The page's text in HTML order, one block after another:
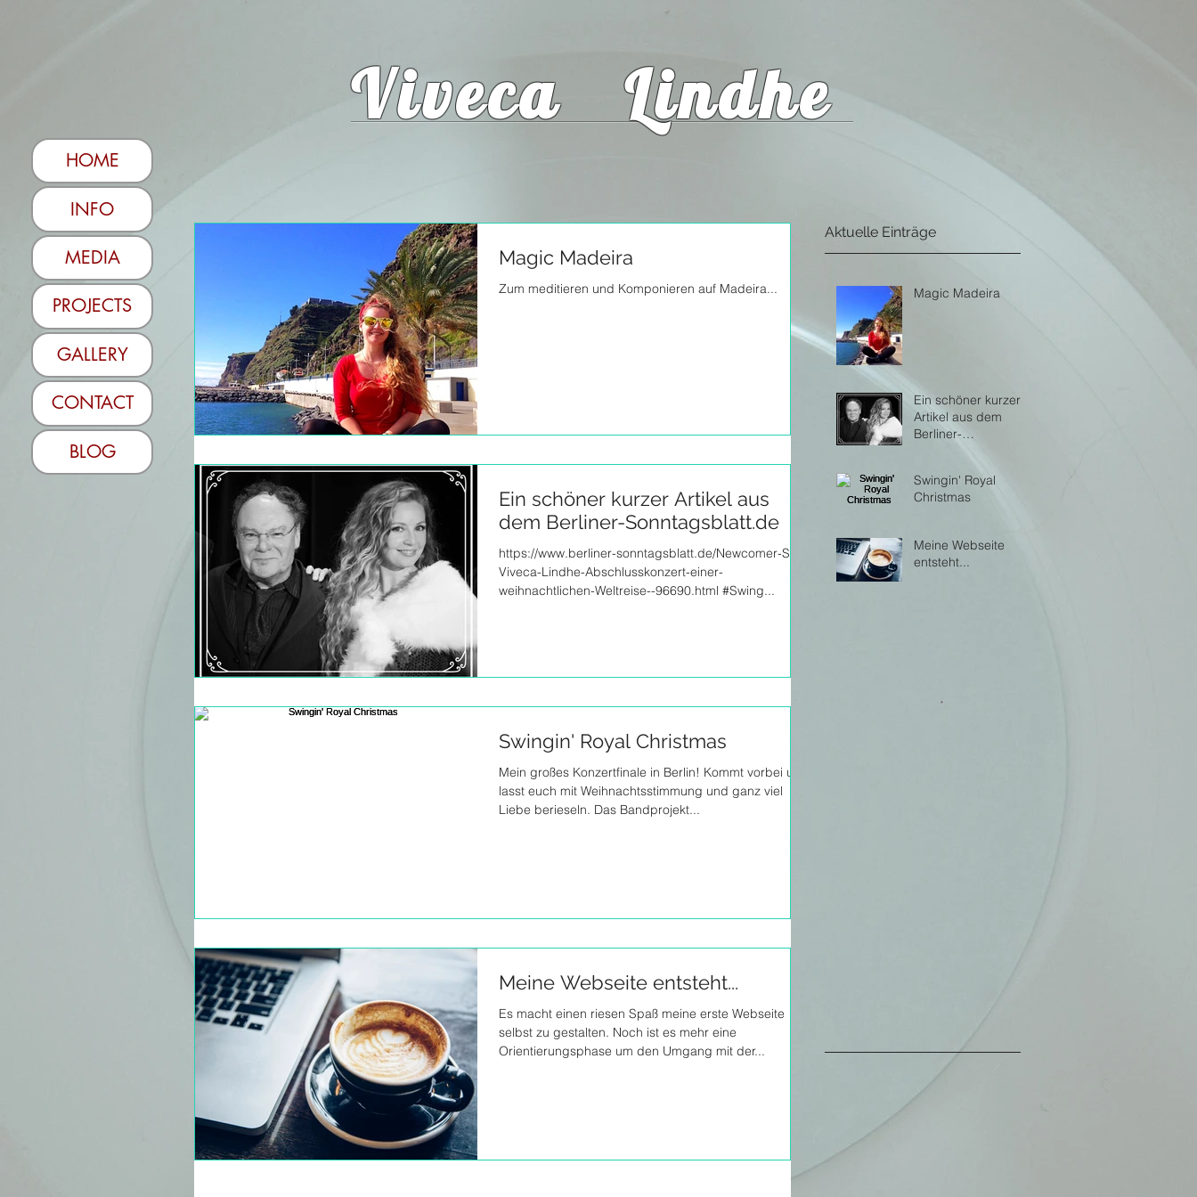
HOME
INFO
MEDIA
PROJECTS
GALLERY
CONTACT
BLOG
Magic Madeira
Zum meditieren und Komponieren auf Madeira...
Ein schöner kurzer Artikel aus
dem Berliner-Sonntagsblatt.de
https://www.berliner-sonntagsblatt.de/Newcomer-Star-
Viveca-Lindhe-Abschlusskonzert-einer-
weihnachtlichen-Weltreise--96690.html #Swing...
Swingin' Royal Christmas
Mein großes Konzertfinale in Berlin! Kommt vorbei und
lasst euch mit Weihnachtsstimmung und ganz viel
Liebe berieseln. Das Bandprojekt...
Meine Webseite entsteht...
Es macht einen riesen Spaß meine erste Webseite
selbst zu gestalten. Noch ist es mehr eine
Orientierungsphase um den Umgang mit der...
Aktuelle Einträge
Magic Madeira
Ein schöner kurzer
Artikel aus dem
Berliner-
Swingin' Royal
Christmas
Meine Webseite
entsteht...
Viveca Lindhe